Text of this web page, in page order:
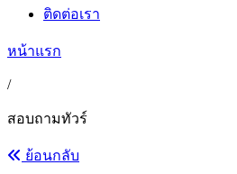
ติดต่อเรา
หน้าแรก
/
สอบถามทัวร์
ย้อนกลับ